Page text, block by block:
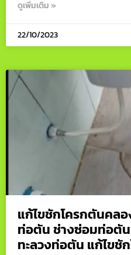
ดูเพิ่มเติม »
22/10/2023
แก้ไขชักโครกตันคลอ
ท่อตัน ช่างซ่อมท่อตั
ทะลวงท่อตัน แก้ไขชั